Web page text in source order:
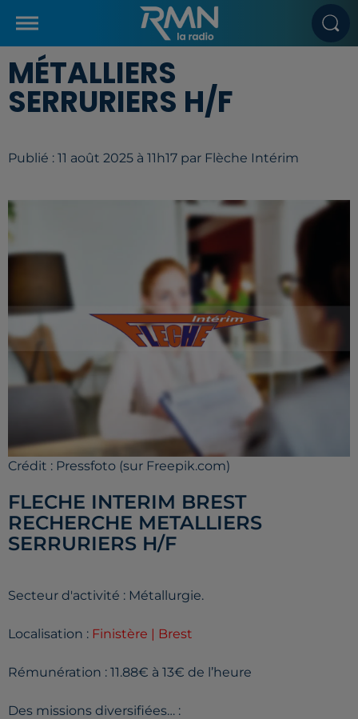
MÉTALLIERS
SERRURIERS H/F
Publié : 11 août 2025 à 11h17 par Flèche Intérim
Crédit : Pressfoto (sur Freepik.com)
FLECHE INTERIM BREST
RECHERCHE METALLIERS
SERRURIERS H/F
Secteur d'activité : Métallurgie.
Localisation : Finistère | Brest
Rémunération : 11.88€ à 13€ de l’heure
Des missions diversifiées… :